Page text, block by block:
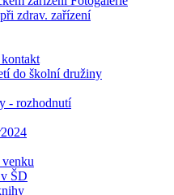
zdrav. zařízení
do školní družiny
- rozhodnutí
venku
ŠD